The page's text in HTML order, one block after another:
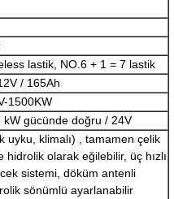
lastik, NO.6 + 1 = 7 lastik
/ 165Ah
1500KW
kW gücünde doğru / 24V
uyku, klimalı)
, tamamen çelik
hidrolik olarak eğilebilir, üç hızlı
sistemi, döküm antenli
sönümlü ayarlanabilir